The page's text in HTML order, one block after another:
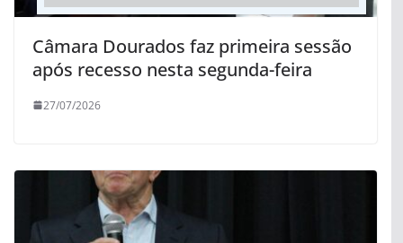
Câmara Dourados faz primeira sessão
após recesso nesta segunda-feira
27/07/2026